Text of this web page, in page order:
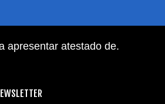
apresentar atestado de.